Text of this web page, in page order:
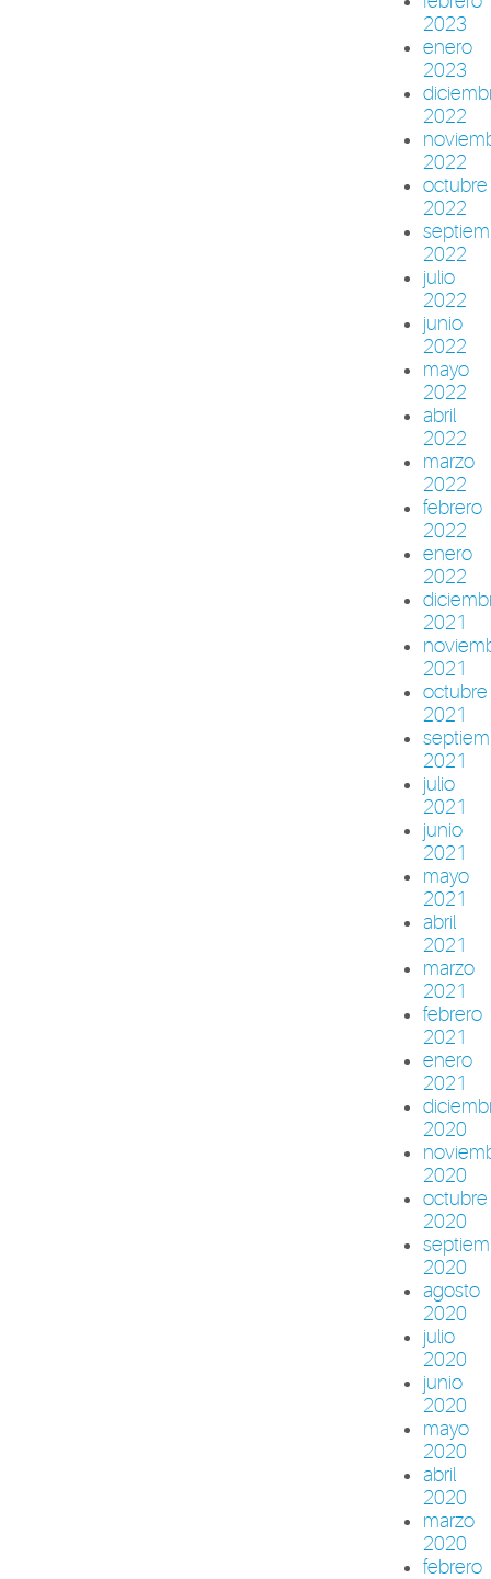
2023
enero
2023
2022
2022
octubre
2022
2022
julio
2022
junio
2022
mayo
2022
abril
2022
marzo
2022
febrero
2022
enero
2022
2021
2021
octubre
2021
2021
julio
2021
junio
2021
mayo
2021
abril
2021
marzo
2021
febrero
2021
enero
2021
2020
2020
octubre
2020
2020
agosto
2020
julio
2020
junio
2020
mayo
2020
abril
2020
marzo
2020
febrero